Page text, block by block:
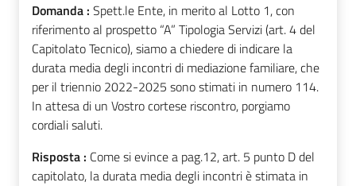
Domanda : Spett.le Ente, in merito al Lotto 1, con
riferimento al prospetto “A” Tipologia Servizi (art. 4 del
Capitolato Tecnico), siamo a chiedere di indicare la
durata media degli incontri di mediazione familiare, che
per il triennio 2022-2025 sono stimati in numero 114.
In attesa di un Vostro cortese riscontro, porgiamo
cordiali saluti.
Risposta : Come si evince a pag.12, art. 5 punto D del
capitolato, la durata media degli incontri è stimata in